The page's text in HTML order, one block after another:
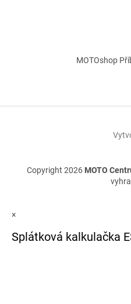
MOTOshop
Copyright 2026 MOTO
×
Splátková kalkulačka